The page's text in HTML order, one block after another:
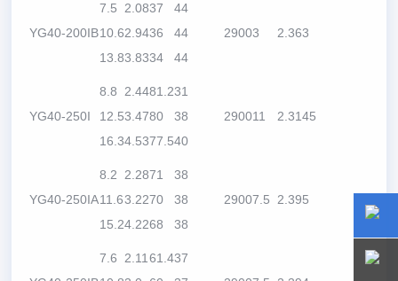
YG40-200IB
7.5
10.6
13.8
2.08
2.94
3.83
37
36
34
44
44
44
29003 2.363
YG40-250I
8.8
12.5
16.3
2.44
3.47
4.53
81.2
80
77.5
31
38
40
290011 2.3145
YG40-250IA
8.2
11.6
15.2
2.28
3.22
4.22
71
70
68
38
38
38
29007.5 2.395
7.6
2.11 61.437